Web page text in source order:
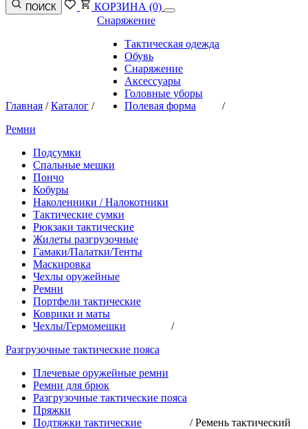
ПОИСК КОРЗИНА (0)
Главная /Каталог /
Снаряжение
Тактическая одежда
Обувь
Снаряжение
Аксессуары
Головные уборы
Полевая форма
/
Ремни
Подсумки
Спальные мешки
Пончо
Кобуры
Наколенники / Налокотники
Тактические сумки
Рюкзаки тактические
Жилеты разгрузочные
Гамаки/Палатки/Тенты
Маскировка
Чехлы оружейные
Ремни
Портфели тактические
Коврики и маты
Чехлы/Гермомешки
/
Разгрузочные тактические пояса
Плечевые оружейные ремни
Ремни для брюк
Разгрузочные тактические пояса
Пряжки
Подтяжки тактические
/Ремень тактический